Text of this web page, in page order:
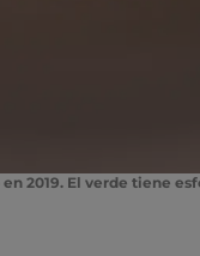
2019. El verde tiene